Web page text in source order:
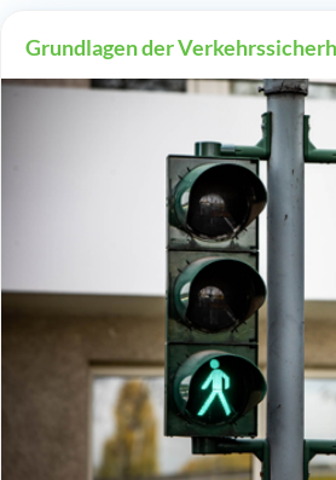
Grundlagen der